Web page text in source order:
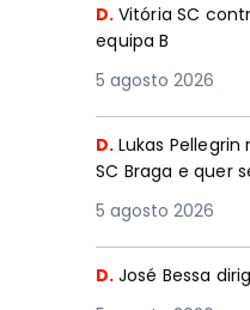
D. Vitória SC
equipa B
5 agosto 2026
D. Lukas
SC Braga e quer
5 agosto 2026
D. José Bessa